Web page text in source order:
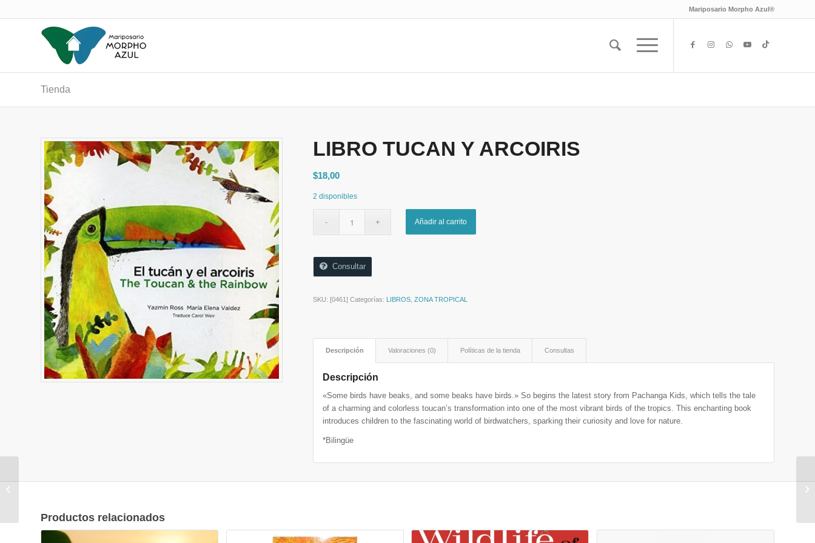
Mariposario Morpho Azul®
Tienda
LIBRO TUCAN Y ARCOIRIS
$18,00
2 disponibles
Añadir al carrito
Consultar
SKU: [0461] Categorías: LIBROS ,ZONA TROPICAL
Descripción Valoraciones (0) Políticas de la tienda Consultas
Descripción
«Some birds have beaks, and some beaks have birds.» So begins the latest story from Pachanga Kids, which tells the tale
of a charming and colorless toucan’s transformation into one of the most vibrant birds of the tropics. This enchanting book
introduces children to the fascinating world of birdwatchers, sparking their curiosity and love for nature.
*Bilingüe
Productos relacionados
NAIPE BIRDS COSTA